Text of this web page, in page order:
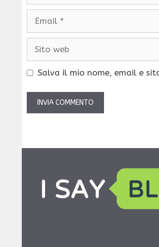
Salva il mio nome, email e